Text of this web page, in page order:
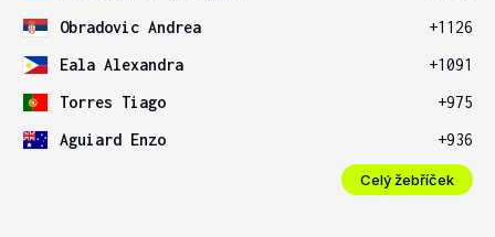
Obradovic Andrea
+1126
Eala Alexandra
+1091
Torres Tiago
+975
Aguiard Enzo
+936
Celý žebříček